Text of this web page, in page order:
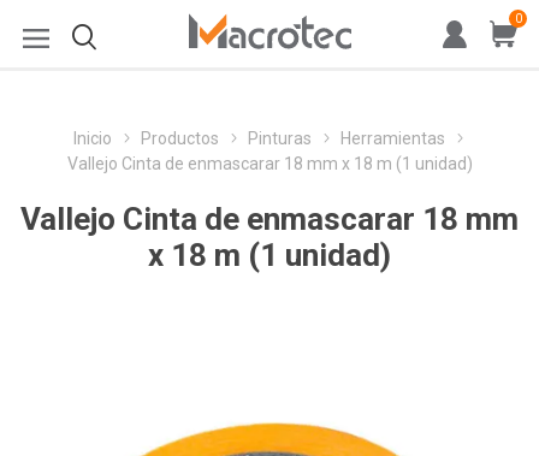
0
Inicio Productos Pinturas
Herramientas
Vallejo Cinta de enmascarar 18 mm x 18 m (1 unidad)
Vallejo Cinta de enmascarar 18 mm
x 18 m (1 unidad)